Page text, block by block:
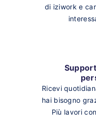
di iziwork e
Ricevi
hai bisogno
Più lavori